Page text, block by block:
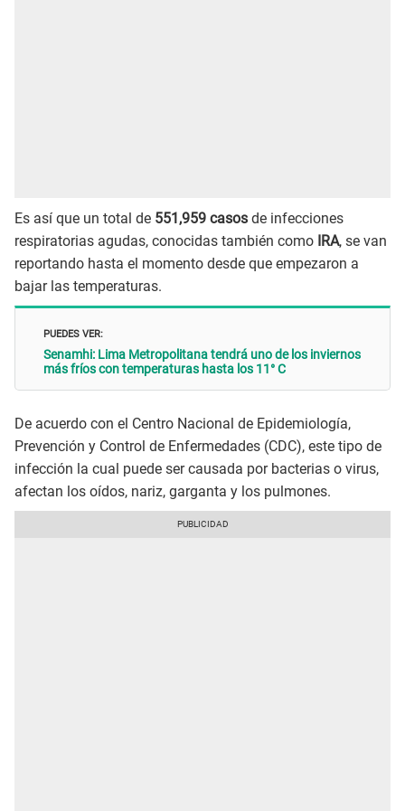
Es así que un total de 551,959 casos de infecciones
respiratorias agudas, conocidas también como IRA, se van
reportando hasta el momento desde que empezaron a
bajar las temperaturas.
PUEDES VER:
Senamhi: Lima Metropolitana tendrá uno de los inviernos
más fríos con temperaturas hasta los 11° C
De acuerdo con el Centro Nacional de Epidemiología,
Prevención y Control de Enfermedades (CDC), este tipo de
infección la cual puede ser causada por bacterias o virus,
afectan los oídos, nariz, garganta y los pulmones.